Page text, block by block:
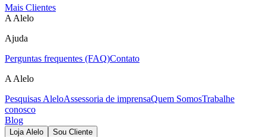
Mais Clientes
A Alelo
Ajuda
Perguntas frequentes (FAQ)Contato
A Alelo
Pesquisas AleloAssessoria de imprensaQuem SomosTrabalhe
conosco
Blog
Loja Alelo Sou Cliente